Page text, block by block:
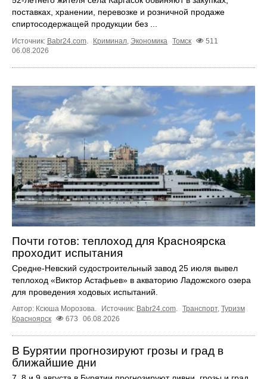
поставках, хранении, перевозке и розничной продаже
спиртосодержащей продукции без ...
Источник: Babr24.com Криминал Экономика Томск
511
06.08.2026
Почти готов: теплоход для Красноярска
проходит испытания
Средне-Невский судостроительный завод 25 июля вывел
теплоход «Виктор Астафьев» в акваторию Ладожского озера
для проведения ходовых испытаний.
Автор: Ксюша Морозова. Источник: Babr24.com. Транспорт, Туризм
Красноярск
673 06.08.2026
В Бурятии прогнозируют грозы и град в
ближайшие дни